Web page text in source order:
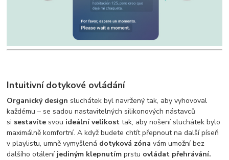
Intuitivní dotykové ovládání
Organický design sluchátek byl navržený tak, aby vyhovoval
každému – se sadou nastavitelných silikonových nástavců
si sestavíte svou ideální velikost tak, aby nošení sluchátek bylo
maximálně komfortní. A když budete chtít přepnout na další píseň
v playlistu, umně vymyšlená dotyková zóna vám umožní bez
dalšího otálení jediným klepnutím prstu ovládat přehrávání.